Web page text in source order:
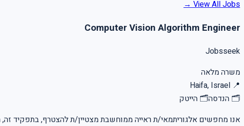
View All Jobs →
Computer Vision Algorithm Engineer
Jobsseek
משרה מלאה
📍
Haifa, Israel
🗂 הנדסה🗂 הייטק
אנו מחפשים אלגוריתמאי/ת ראייה ממוחשבת מצטיין/ת להצטרף, בתפקיד זה,